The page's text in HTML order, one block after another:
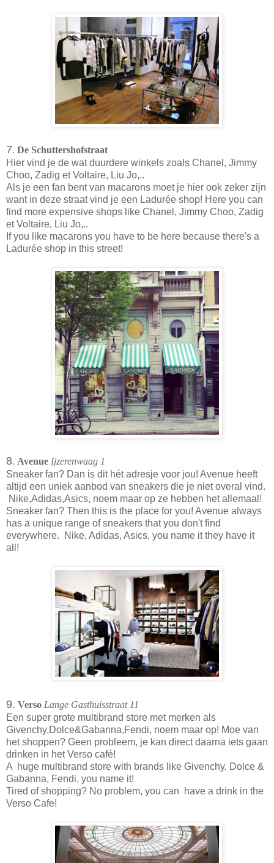
7. De Schuttershofstraat
Hier vind je de wat duurdere winkels zoals Chanel, Jimmy
Choo, Zadig et Voltaire, Liu Jo,..
Als je een fan bent van macarons moet je hier ook zeker zijn
want in deze straat vind je een Ladurée shop! Here you can
find more expensive shops like Chanel, Jimmy Choo, Zadig
et Voltaire, Liu Jo,..
If you like macarons you have to be here because there's a
Ladurée shop in this street!
8. Avenue Ijzerenwaag 1
Sneaker fan? Dan is dit hét adresje voor jou! Avenue heeft
altijd een uniek aanbod van sneakers die je niet overal vind.
Nike,Adidas,Asics, noem maar op ze hebben het allemaal!
Sneaker fan? Then this is the place for you! Avenue always
has a unique range of sneakers that you don't find
everywhere. Nike, Adidas, Asics, you name it they have it
all!
9. Verso Lange Gasthuisstraat 11
Een super grote multibrand store met merken als
Givenchy,Dolce&Gabanna,Fendi, noem maar op! Moe van
het shoppen? Geen probleem, je kan direct daarna iets gaan
drinken in het Verso café!
A huge multibrand store with brands like Givenchy, Dolce &
Gabanna, Fendi, you name it!
Tired of shopping? No problem, you can have a drink in the
Verso Cafe!